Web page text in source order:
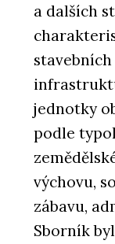
a dalších
jednotky
podle
výchovu,
zábavu,
Sborník